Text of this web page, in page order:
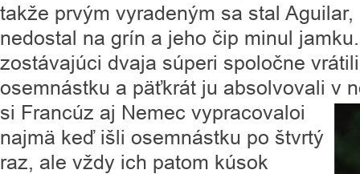
takže prvým vyradeným sa stal
nedostal na grín a jeho čip minul
zostávajúci dvaja súperi spoločne
osemnástku a päťkrát ju absolvovali v
si Francúz aj Nemec vypracovaloi
najmä keď išli osemnástku po štvrtý
raz, ale vždy ich patom kúsok